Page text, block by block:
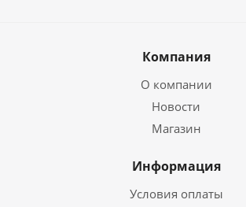
Компания
О компании
Новости
Магазин
Информация
Условия оплаты